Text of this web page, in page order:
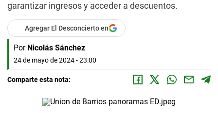
garantizar ingresos y acceder a descuentos.
Agregar El Desconcierto en
Por Nicolás Sánchez
24 de mayo de 2024 - 23:00
Comparte esta nota: